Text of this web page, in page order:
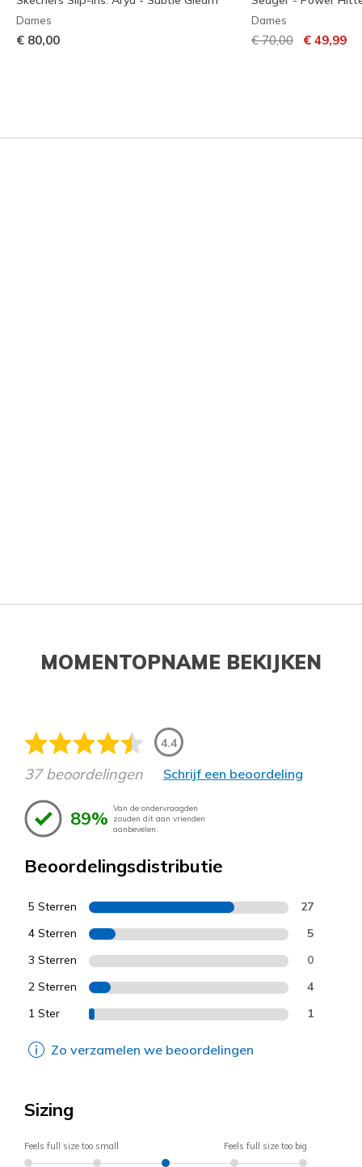
Dames
€ 80,00
Dames
Prijs verlaagd van
€ 70,00naar
€ 49,99
MOMENTOPNAME BEKIJKEN
4.4
37 beoordelingen Schrijf een beoordeling
89% Van de ondervraagden
zouden dit aan vrienden
aanbevelen.
Beoordelingsdistributie
5 Sterren 27
4 Sterren 5
3 Sterren 0
2 Sterren 4
1 Ster 1
Zo verzamelen we beoordelingen
Sizing
Feels full size too small Feels full size too big